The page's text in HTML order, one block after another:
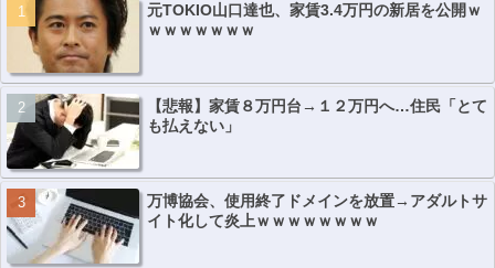
元TOKIO山口達也、家賃3.4万円の新居を公開ｗ
ｗｗｗｗｗｗｗ
【悲報】家賃８万円台→１２万円へ…住民「とて
も払えない」
万博協会、使用終了ドメインを放置→アダルトサ
イト化して炎上ｗｗｗｗｗｗｗｗ